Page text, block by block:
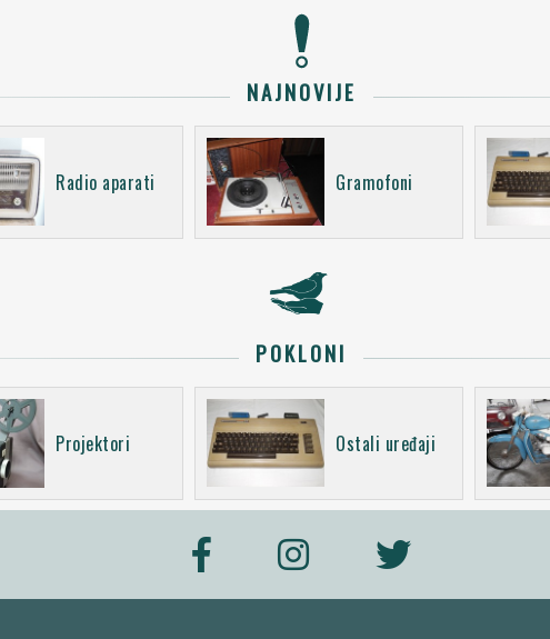
NAJNOVIJE
Radio aparati Gramofoni
POKLONI
Projektori Ostali uređaji